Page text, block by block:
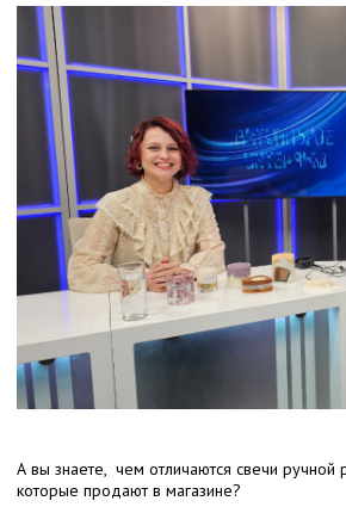
А вы знаете, чем отличаются свечи ручной
которые продают в магазине?